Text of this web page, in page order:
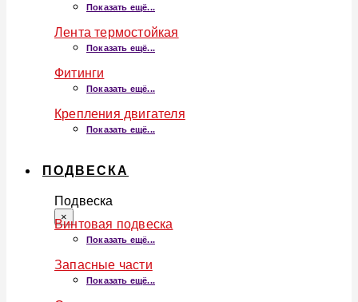
Показать ещё...
Лента термостойкая
Показать ещё...
Фитинги
Показать ещё...
Крепления двигателя
Показать ещё...
ПОДВЕСКА
Подвеска
×
Винтовая подвеска
Показать ещё...
Запасные части
Показать ещё...